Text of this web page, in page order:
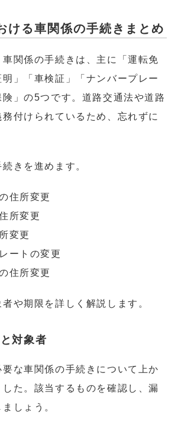
ける車関係の手続きまとめ
関係の手続きは、主に「運転免
」「車検証」「ナンバープレー
険」の5つです。道路交通法や道路
付けられているため、忘れずに
きを進めます。
住所変更
所変更
変更
ートの変更
住所変更
や期限を詳しく解説します。
対象者
な車関係の手続きについて上か
した。該当するものを確認し、漏
しょう。